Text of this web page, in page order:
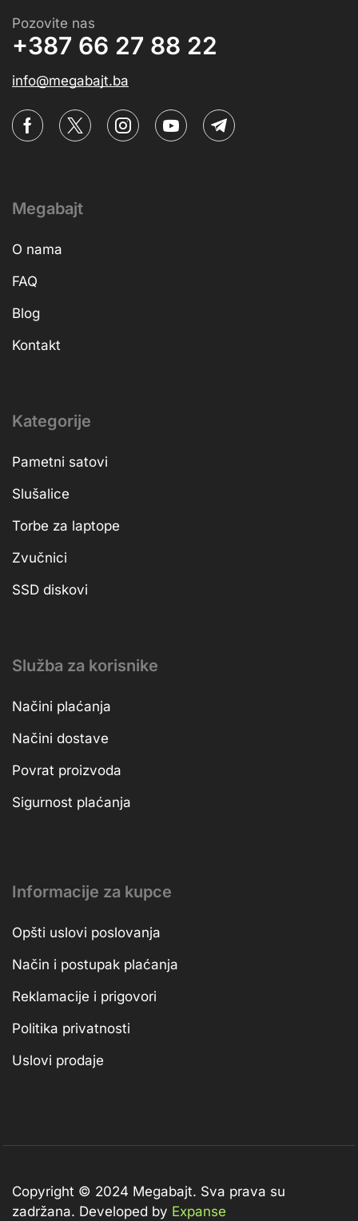
Pozovite nas
+387 66 27 88 22
info@megabajt.ba
Megabajt
O nama
FAQ
Blog
Kontakt
Kategorije
Pametni satovi
Slušalice
Torbe za laptope
Zvučnici
SSD diskovi
Služba za korisnike
Načini plaćanja
Načini dostave
Povrat proizvoda
Sigurnost plaćanja
Informacije za kupce
Opšti uslovi poslovanja
Način i postupak plaćanja
Reklamacije i prigovori
Politika privatnosti
Uslovi prodaje
Copyright © 2024 Megabajt. Sva prava su
zadržana. Developed by Expanse